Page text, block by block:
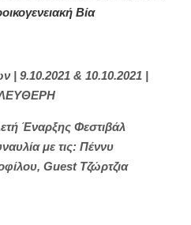
Βία
| 9.10.2021 & 10.10.2021 |
Έναρξης Φεστιβάλ
με τις: Πέννυ
Guest Τζώρτζια